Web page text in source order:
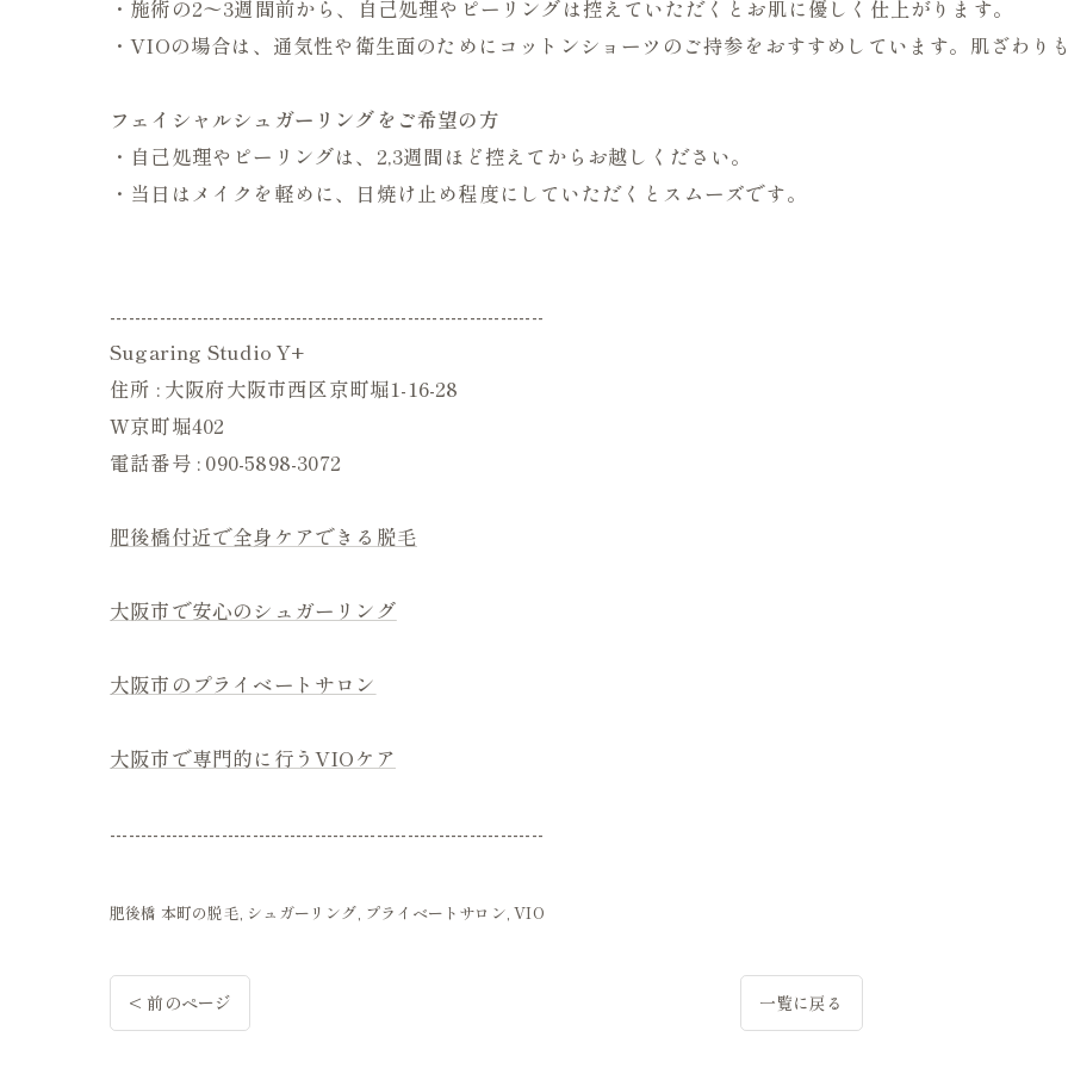
・施術の2〜3週間前から、自己処理やピーリングは控えていただくとお肌に優しく仕上がります。
・VIOの場合は、通気性や衛生面のためにコットンショーツのご持参をおすすめしています。肌ざわり
フェイシャルシュガーリングをご希望の方
・自己処理やピーリングは、2,3週間ほど控えてからお越しください。
・当日はメイクを軽めに、日焼け止め程度にしていただくとスムーズです。
----------------------------------------------------------------------
Sugaring Studio Y+
住所 : 大阪府大阪市西区京町堀1-16-28
W京町堀402
電話番号 : 090-5898-3072
肥後橋付近で全身ケアできる脱毛
大阪市で安心のシュガーリング
大阪市のプライベートサロン
大阪市で専門的に行うVIOケア
----------------------------------------------------------------------
肥後橋 本町の脱毛 シュガーリング プライベートサロン VIO
< 前のページ 一覧に戻る